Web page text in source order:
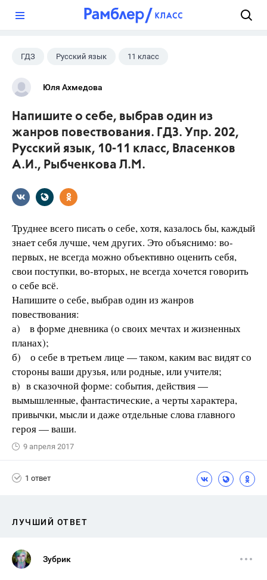
ГДЗ Русский язык 11 класс
10 класс
Юля Ахмедова
Напишите о себе, выбрав один из
жанров повествования. ГДЗ. Упр. 202,
Русский язык, 10-11 класс, Власенков
А.И., Рыбченкова Л.М.
Труднее всего писать о себе, хотя, казалось бы, каждый
знает себя лучше, чем других. Это объяснимо: во-
первых, не всегда можно объ­ективно оценить себя,
свои поступки, во-вторых, не всегда хочется говорить
о себе всё.
Напишите о себе, выбрав один из жанров
повествования:
а) в форме дневника (о своих мечтах и жизненных
планах);
б) о себе в третьем лице — таком, каким вас видят со
стороны ваши друзья, или родные, или учителя;
в) в сказочной форме: события, действия —
вымышленные, фантастические, а черты характера,
привычки, мысли и даже отдельные слова главного
героя — ваши.
9 апреля 2017
1 ответ
ЛУЧШИЙ ОТВЕТ
Зубрик